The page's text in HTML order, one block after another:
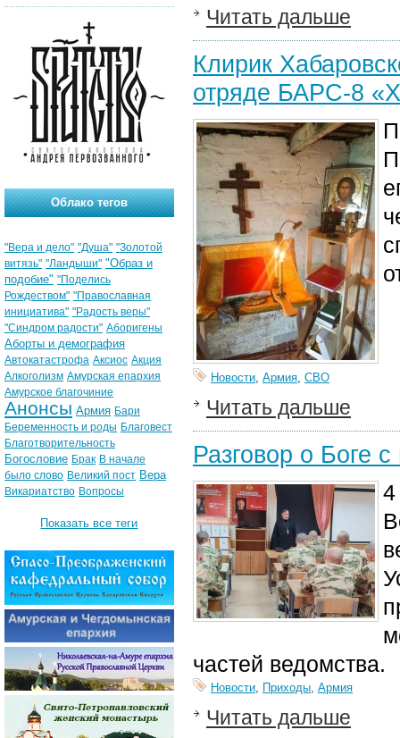
Читать дальше
Клирик
отряде БАРС-8
Новости, Армия, СВО
Читать дальше
Разговор о Боге
частей ведомства.
Новости, Приходы, Армия
Читать дальше
Облако тегов
"Вера и дело" "Душа" "Золотой
витязь" "Ландыши" "Образ и
подобие" "Поделись
Рождеством" "Православная
инициатива" "Радость веры"
"Синдром радости" Аборигены
Аборты и демография
Автокатастрофа Аксиос Акция
Алкоголизм Амурская епархия
Амурское благочиние
Анонсы Армия Бари
Беременность и роды Благовест
Благотворительность
Богословие Брак В начале
было слово Великий пост Вера
Викариатство Вопросы
Показать все теги